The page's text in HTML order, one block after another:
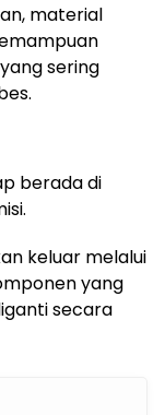
material
sering
berada di
keluar melalui
yang
secara